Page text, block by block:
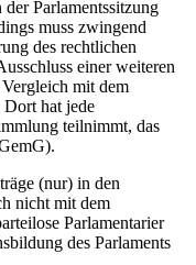
der Parlamentssitzung
muss zwingend
des rechtlichen
einer weiteren
mit dem
Dort hat jede
teilnimmt, das
(nur) in den
nicht mit dem
Parlamentarier
des Parlaments